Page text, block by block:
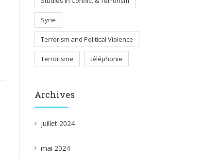
Syrie
Terrorism and Political Violence
Terrorisme téléphonie
Archives
juillet 2024
mai 2024